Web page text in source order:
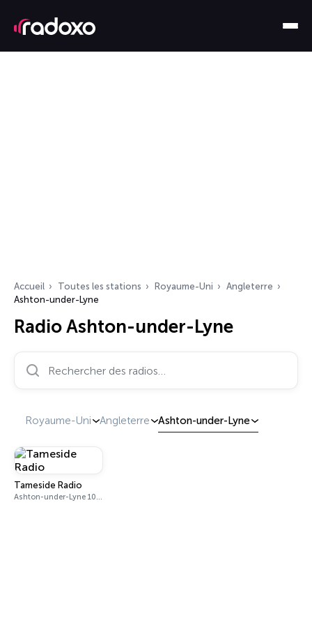
Accueil Toutes les stations Royaume-Uni
Angleterre
Ashton-under-Lyne
Radio Ashton-under-Lyne
Royaume-Uni Angleterre Ashton-under-Lyne
Tameside Radio
Ashton-under-Lyne 103.6 FM